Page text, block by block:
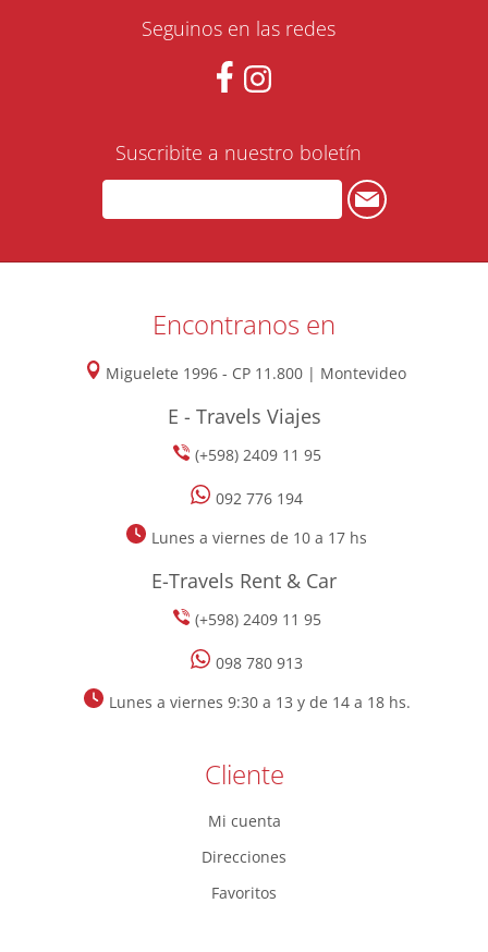
Seguinos en las redes
Suscribite a nuestro boletín
Encontranos en
Miguelete 1996 - CP 11.800 | Montevideo
E - Travels Viajes
(+598) 2409 11 95
092 776 194
Lunes a viernes de 10 a 17 hs
E-Travels Rent & Car
(+598) 2409 11 95
098 780 913
Lunes a viernes 9:30 a 13 y de 14 a 18 hs.
Cliente
Mi cuenta
Direcciones
Favoritos